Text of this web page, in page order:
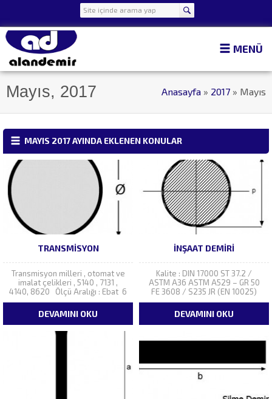
MENÜ
Mayıs, 2017 Anasayfa » 2017 » Mayıs
MAYIS 2017 AYINDA EKLENEN KONULAR
TRANSMISYON
Transmisyon milleri , otomat ve
imalat çelikleri , 5140 , 7131 ,
4140, 8620 Ölçü Aralığı : Ebat 6
– 34 mm
DEVAMINI OKU
İNŞAAT DEMIRI
Kalite : DIN 17000 ST 37.2 /
ASTM A36 ASTM A529 – GR 50
FE 3608 / S235 JR (EN 10025)
S275 JR R (10025) Boy :
DEVAMINI OKU